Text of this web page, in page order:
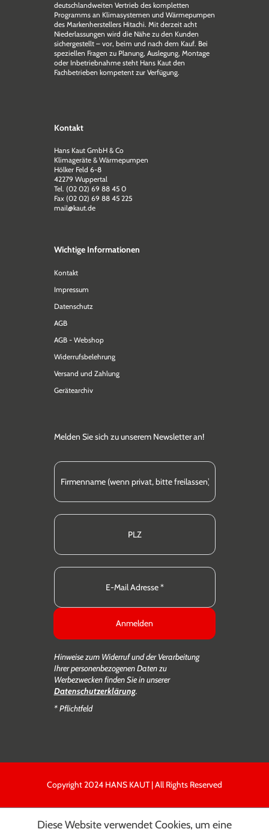
deutschlandweiten Vertrieb des kompletten
Programms an Klimasystemen und Wärmepumpen
des Markenherstellers Hitachi. Mit derzeit acht
Niederlassungen wird die Nähe zu den Kunden
sichergestellt – vor, beim und nach dem Kauf. Bei
speziellen Fragen zu Planung, Auslegung, Montage
oder Inbetriebnahme steht Hans Kaut den
Fachbetrieben kompetent zur Verfügung.
Kontakt
Hans Kaut GmbH & Co
Klimageräte & Wärmepumpen
Hölker Feld 6-8
42279 Wuppertal
Tel. (02 02) 69 88 45 0
Fax (02 02) 69 88 45 225
mail@kaut.de
Wichtige Informationen
Kontakt
Impressum
Datenschutz
AGB
AGB - Webshop
Widerrufsbelehrung
Versand und Zahlung
Gerätearchiv
Melden Sie sich zu unserem Newsletter an!
Anmelden
Hinweise zum Widerruf und der Verarbeitung
Ihrer personenbezogenen Daten zu
Werbezwecken finden Sie in unserer
Datenschutzerklärung.
* Pflichtfeld
Copyright 2024 HANS KAUT | All Rights Reserved
Diese Website verwendet Cookies, um eine